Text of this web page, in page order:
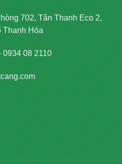
702, Tân Thanh Eco 2,
Thanh Hóa
0934 08 2110